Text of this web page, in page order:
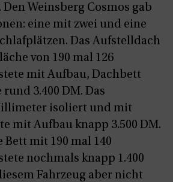
Weinsberg Cosmos gab
eine mit zwei und eine
Das Aufstelldach
von 190 mal 126
mit Aufbau, Dachbett
3.400 DM. Das
isoliert und mit
mit Aufbau knapp 3.500 DM.
Bett mit 190 mal 140
nochmals knapp 1.400
Fahrzeug aber nicht